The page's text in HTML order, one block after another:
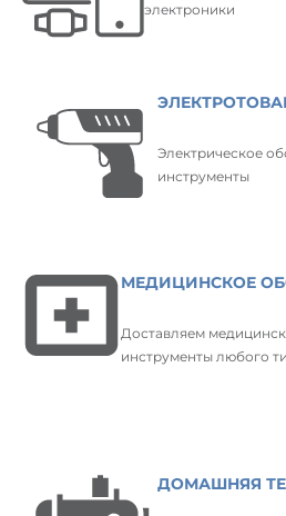
электроники
Электрическое
инструменты
МЕДИЦИНСКОЕ
Доставляем
инструменты любого
ДОМАШНЯЯ